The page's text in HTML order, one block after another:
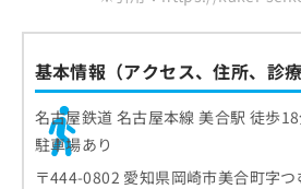
基本情報（アクセス、住所、診療
名古屋鉄道 名古屋本線 美合駅 徒歩
駐車場あり
〒444-0802 愛知県岡崎市美合町字
は
こ
ち
そ
の
み
こ
ち
ら